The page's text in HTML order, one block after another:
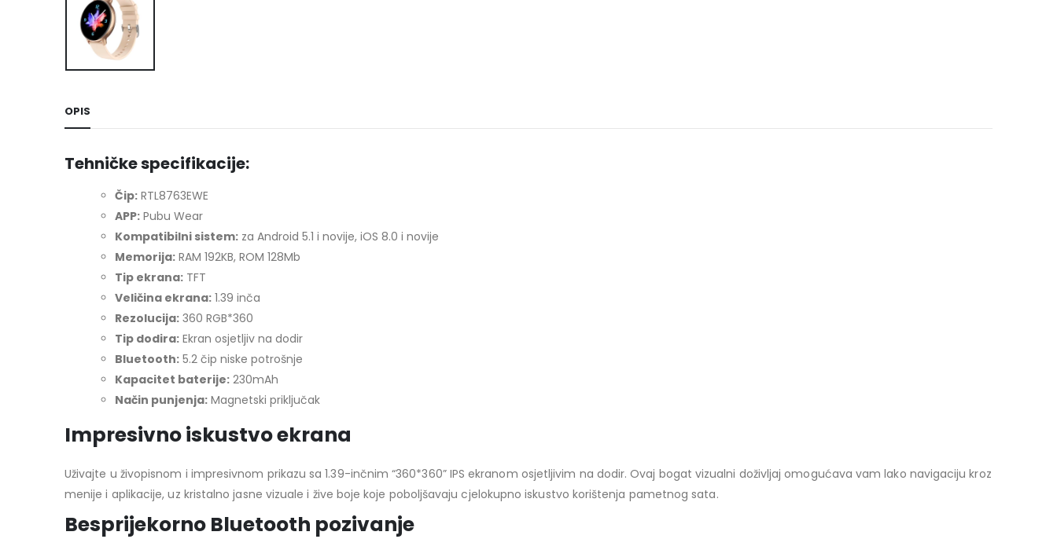
OPIS
Tehničke specifikacije:
Čip: RTL8763EWE
APP: Pubu Wear
Kompatibilni sistem: za Android 5.1 i novije, iOS 8.0 i novije
Memorija: RAM 192KB, ROM 128Mb
Tip ekrana: TFT
Veličina ekrana: 1.39 inča
Rezolucija: 360 RGB*360
Tip dodira: Ekran osjetljiv na dodir
Bluetooth: 5.2 čip niske potrošnje
Kapacitet baterije: 230mAh
Način punjenja: Magnetski priključak
Impresivno iskustvo ekrana
Uživajte u živopisnom i impresivnom prikazu sa 1.39-inčnim “360*360” IPS ekranom osjetljivim na dodir. Ovaj bogat vizualni doživljaj omogućava vam lako navigaciju kroz
menije i aplikacije, uz kristalno jasne vizuale i žive boje koje poboljšavaju cjelokupno iskustvo korištenja pametnog sata.
Besprijekorno Bluetooth pozivanje